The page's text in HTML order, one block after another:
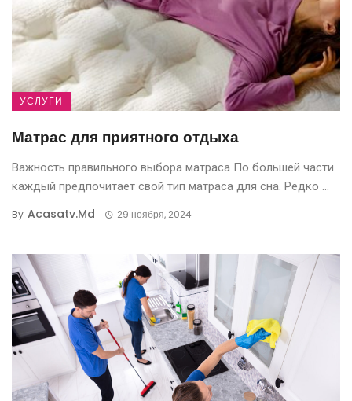
LIFESTYLE
101 роза — символ любви и
роскоши: где купить и сколько
стоит
УСЛУГИ
Матрас для приятного отдыха
Важность правильного выбора матраса По большей части
каждый предпочитает свой тип матраса для сна. Редко ...
By Acasatv.md 29 ноября, 2024